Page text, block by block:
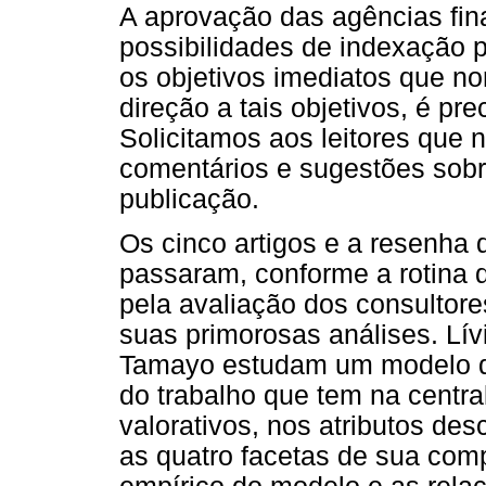
A aprovação das agências
possibilidades de indexação
os objetivos imediatos que
direção a tais objetivos, é
Solicitamos aos leitores que
comentários e sugestões
publicação.
Os cinco artigos e a resenha
passaram, conforme a rotina
pela avaliação dos
suas primorosas análises.
Tamayo estudam um
do trabalho que tem na
valorativos, nos atributos
as quatro facetas de sua